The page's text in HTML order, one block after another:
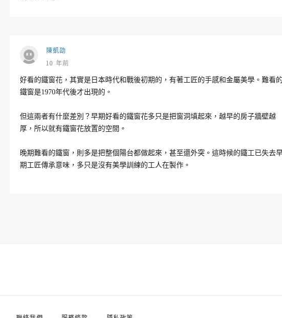
陳凱劭
10 年前
好看的鐵窗花，其實是日本時代和戰後初期的，有著工匠的手感和金屬美學。難看
鐵窗是1970年代後才出現的。
但這兩者有什麼差別？早期好看的鐵窗花多只是把窗洞填起來，越早的房子牆壁越
厚，所以就有鐵窗花放置的空間。
晚期難看的鐵窗，則多是把整個陽台都做起來，甚至還外突。這時候的鐵工已失去
期工匠傳承意味，多只是沒有美學訓練的工人在製作。